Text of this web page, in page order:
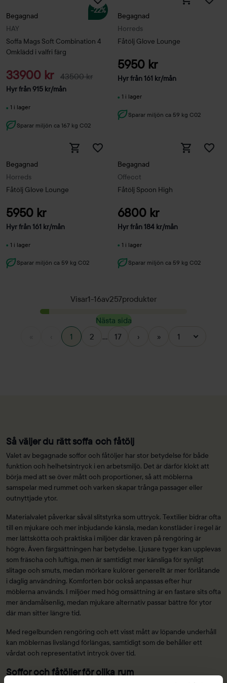
-22%
HAY
Begagnad
Soffa Mags Soft Combination 4
Omklädd i valfri färg
33900 kr 43500 kr
Hyr från915 kr/mån
1 i lager
Sparar miljön ca 167 kg C02
Horreds
Begagnad
Fåtölj Glove Lounge
5950 kr
Hyr från161 kr/mån
1 i lager
Sparar miljön ca 59 kg C02
Horreds
Begagnad
Fåtölj Glove Lounge
5950 kr
Hyr från161 kr/mån
1 i lager
Sparar miljön ca 59 kg C02
Offecct
Begagnad
Fåtölj Spoon High
6800 kr
Hyr från184 kr/mån
1 i lager
Sparar miljön ca 59 kg C02
Visar1-16av257produkter
Nästa sida
1 2 ... 17 › » 1
Så väljer du rätt soffa och fåtölj
Valet av begagnade soffor och fåtöljer har stor betydelse för både
funktion och helhetsintryck i en arbetsmiljö. Det är därför klokt att
börja med att se över mått och proportioner, så att möblerna
samspelar med rummet och varken skapar trånga passager eller
outnyttjade ytor.
Materialvalet påverkar såväl slitstyrka som uttryck. Textilier bidrar ofta
till en mjukare och mer inbjudande känsla, medan konstläder i regel är
mer lättskötta och praktiska i miljöer där kraven på rengöring är
högre. Även färgsättningen har betydelse. Ljusare tyger kan upplevas
som fräscha och luftiga, men är samtidigt mer känsliga för synligt
slitage och smuts, medan mörkare kulörer generellt är mer förlåtande
i daglig användning. Komforten bör också anpassas efter hur
möblerna används. I miljöer med hög omsättning är en fastare sits ofta
mer ändamålsenlig, medan mjukare alternativ passar bättre för ytor
där man sitter längre tid.
Med regelbunden rengöring och ett visst mått av löpande underhåll
kan möblernas livslängd förlängas, samtidigt som de behåller ett
vårdat och representativt intryck över tid.
Soffor och fåtöljer för olika rum